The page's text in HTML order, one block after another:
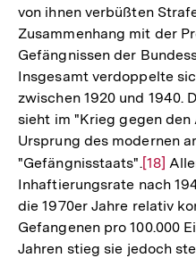
von ihnen verbüßten
Zusammenhang mit der
Gefängnissen der
Insgesamt verdoppelte
zwischen 1920 und 1940.
sieht im "Krieg gegen
Ursprung des modernen
"Gefängnisstaats".Zur
der
[18]
Inhaftierungsrate nach
die 1970er Jahre relativ
Gefangenen pro 100.000
Jahren stieg sie jedoch